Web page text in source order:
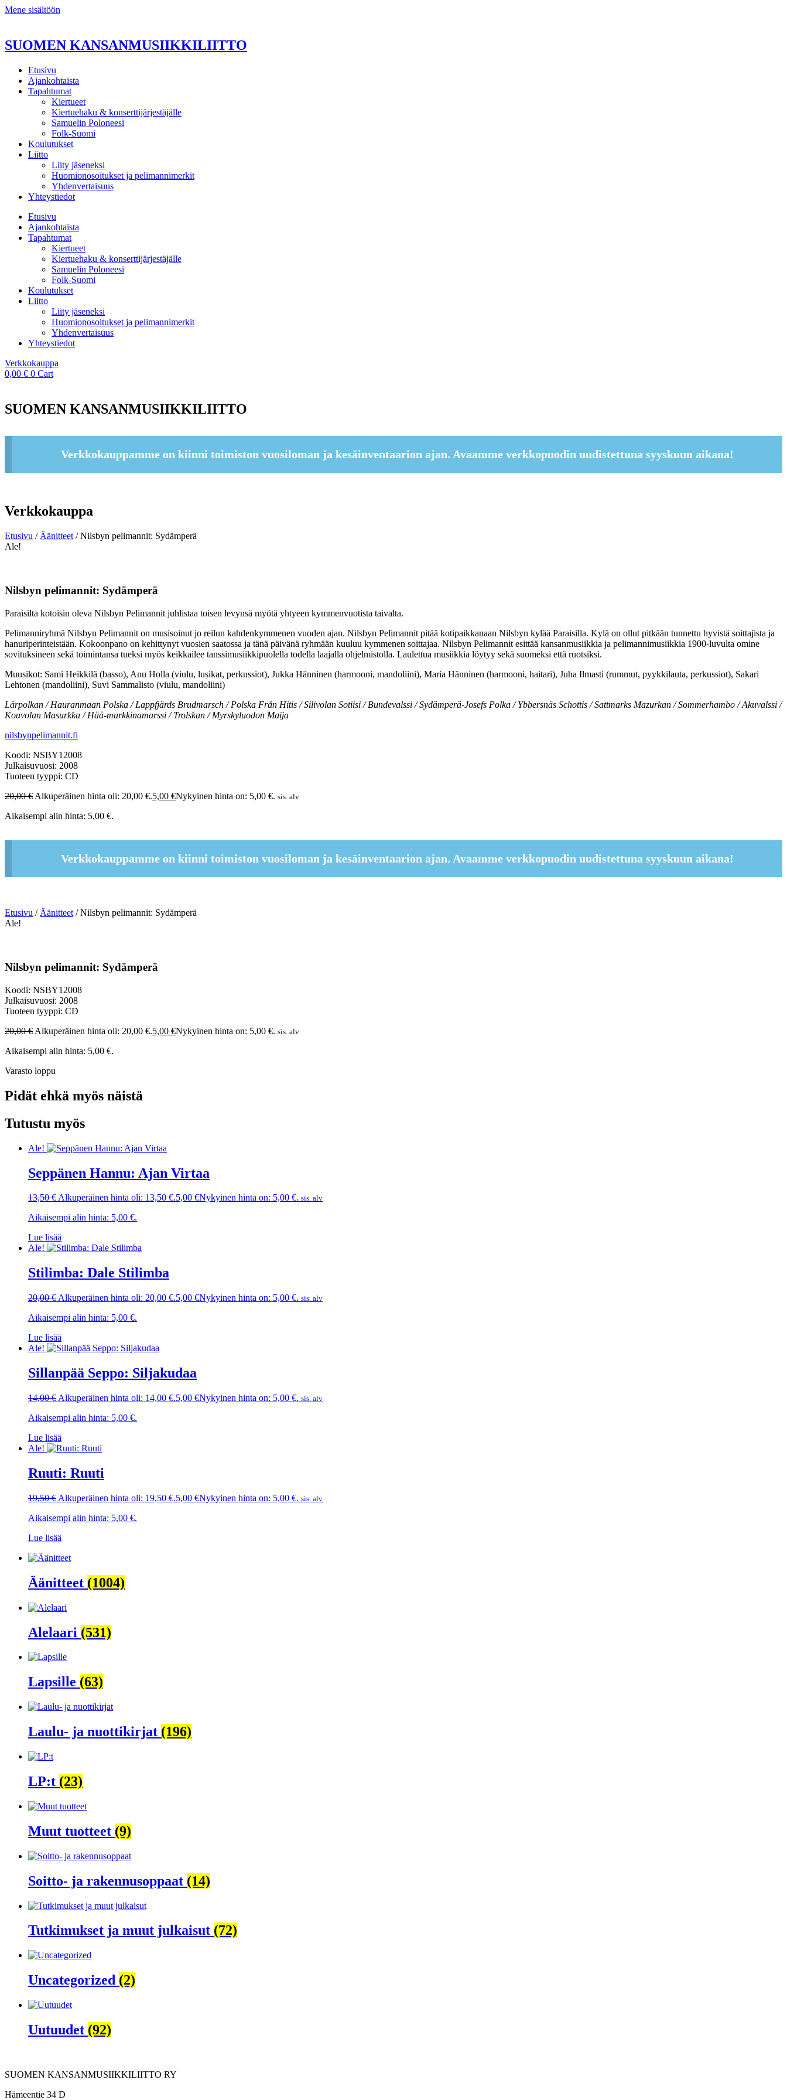
Mene sisältöön
SUOMEN KANSANMUSIIKKILIITTO
Etusivu
Ajankohtaista
Tapahtumat
Kiertueet
Kiertuehaku & konserttijärjestäjälle
Samuelin Poloneesi
Folk-Suomi
Koulutukset
Liitto
Liity jäseneksi
Huomionosoitukset ja pelimannimerkit
Yhdenvertaisuus
Yhteystiedot
Etusivu
Ajankohtaista
Tapahtumat
Kiertueet
Kiertuehaku & konserttijärjestäjälle
Samuelin Poloneesi
Folk-Suomi
Koulutukset
Liitto
Liity jäseneksi
Huomionosoitukset ja pelimannimerkit
Yhdenvertaisuus
Yhteystiedot
Verkkokauppa
0,00 € 0 Cart
SUOMEN KANSANMUSIIKKILIITTO
Verkkokauppamme on kiinni toimiston vuosiloman ja kesäinventaarion ajan. Avaamme verkkopuodin uudistettuna syyskuun aikana!
Verkkokauppa
Etusivu / Äänitteet / Nilsbyn pelimannit: Sydämperä
Ale!
Nilsbyn pelimannit: Sydämperä
Paraisilta kotoisin oleva Nilsbyn Pelimannit juhlistaa toisen levynsä myötä yhtyeen kymmenvuotista taivalta.
Pelimanniryhmä Nilsbyn Pelimannit on musisoinut jo reilun kahdenkymmenen vuoden ajan. Nilsbyn Pelimannit pitää kotipaikkanaan Nilsbyn kylää Paraisilla. Kylä on ollut pitkään tunnettu hyvistä soittajista ja
hanuriperinteistään. Kokoonpano on kehittynyt vuosien saatossa ja tänä päivänä ryhmään kuuluu kymmenen soittajaa. Nilsbyn Pelimannit esittää kansanmusiikkia ja pelimannimusiikkia 1900-luvulta omine
sovituksineen sekä toimintansa tueksi myös keikkailee tanssimusiikkipuolella todella laajalla ohjelmistolla. Laulettua musiikkia löytyy sekä suomeksi että ruotsiksi.
Muusikot: Sami Heikkilä (basso), Anu Holla (viulu, lusikat, perkussiot), Jukka Hänninen (harmooni, mandoliini), Maria Hänninen (harmooni, haitari), Juha Ilmasti (rummut, pyykkilauta, perkussiot), Sakari
Lehtonen (mandoliini), Suvi Sammalisto (viulu, mandoliini)
Lärpolkan / Hauranmaan Polska / Lappfjärds Brudmarsch / Polska Från Hitis / Silivolan Sotiisi / Bundevalssi / Sydämperä-Josefs Polka / Ybbersnäs Schottis / Sattmarks Mazurkan / Sommerhambo / Akuvalssi /
Kouvolan Masurkka / Hää-markkinamarssi / Trolskan / Myrskyluodon Maija
nilsbynpelimannit.fi
Koodi: NSBY12008
Julkaisuvuosi: 2008
Tuoteen tyyppi: CD
20,00€ Alkuperäinen hinta oli: 20,00 €.5,00 €Nykyinen hinta on: 5,00 €. sis. alv
Aikaisempi alin hinta: 5,00 €.
Verkkokauppamme on kiinni toimiston vuosiloman ja kesäinventaarion ajan. Avaamme verkkopuodin uudistettuna syyskuun aikana!
Etusivu /Äänitteet/ Nilsbyn pelimannit: Sydämperä
Ale!
Nilsbyn pelimannit: Sydämperä
Koodi: NSBY12008
Julkaisuvuosi: 2008
Tuoteen tyyppi: CD
20,00€ Alkuperäinen hinta oli: 20,00 €.5,00 €Nykyinen hinta on: 5,00 €. sis. alv
Aikaisempi alin hinta: 5,00 €.
Varasto loppu
Pidät ehkä myös näistä
Tutustu myös
Ale!
Seppänen Hannu: Ajan Virtaa
13,50€Alkuperäinen hinta oli: 13,50 €.5,00 €Nykyinen hinta on: 5,00 €. sis. alv
Aikaisempi alin hinta: 5,00 €.
Lue lisää
Ale!
Stilimba: Dale Stilimba
20,00€ Alkuperäinen hinta oli: 20,00 €.5,00 €Nykyinen hinta on: 5,00 €. sis. alv
Aikaisempi alin hinta: 5,00 €.
Lue lisää
Ale!
Sillanpää Seppo: Siljakudaa
14,00€ Alkuperäinen hinta oli: 14,00 €.5,00 €Nykyinen hinta on: 5,00 €. sis. alv
Aikaisempi alin hinta: 5,00 €.
Lue lisää
Ale!
Ruuti: Ruuti
19,50€ Alkuperäinen hinta oli: 19,50 €.5,00 €Nykyinen hinta on: 5,00 €. sis. alv
Aikaisempi alin hinta: 5,00 €.
Lue lisää
Äänitteet (1004)
Alelaari (531)
Lapsille (63)
Laulu- ja nuottikirjat (196)
LP:t (23)
Muut tuotteet (9)
Soitto- ja rakennusoppaat (14)
Tutkimukset ja muut julkaisut (72)
Uncategorized (2)
Uutuudet (92)
SUOMEN KANSANMUSIIKKILIITTO RY
Hämeentie 34 D